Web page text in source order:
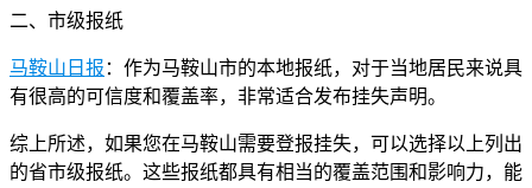
二、市级报纸
马鞍山日报 ：作为马鞍山市的本地报纸，对于当地居民来说具
有很高的可信度和覆盖率，非常适合发布挂失声明。
综上所述，如果您在马鞍山需要登报挂失，可以选择以上列出
的省市级报纸。这些报纸都具有相当的覆盖范围和影响力，能